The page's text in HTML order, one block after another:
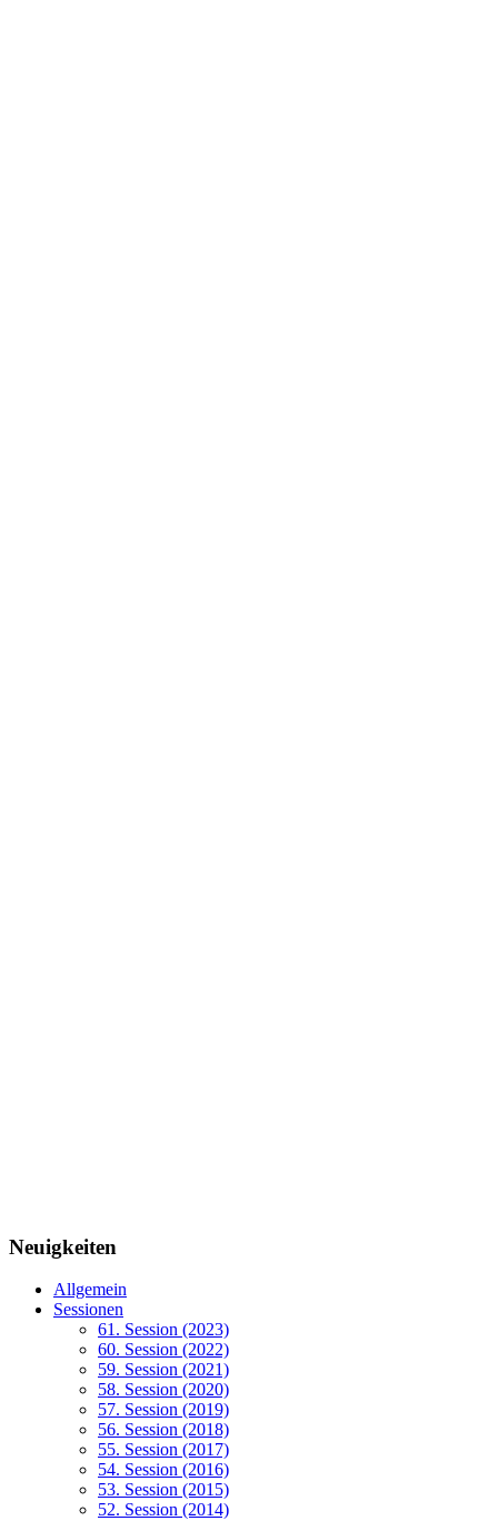
Neuigkeiten
Allgemein
Sessionen
61. Session (2023)
60. Session (2022)
59. Session (2021)
58. Session (2020)
57. Session (2019)
56. Session (2018)
55. Session (2017)
54. Session (2016)
53. Session (2015)
52. Session (2014)